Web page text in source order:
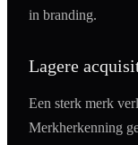
in branding.
Lagere
Een sterk merk
Merkherkenning